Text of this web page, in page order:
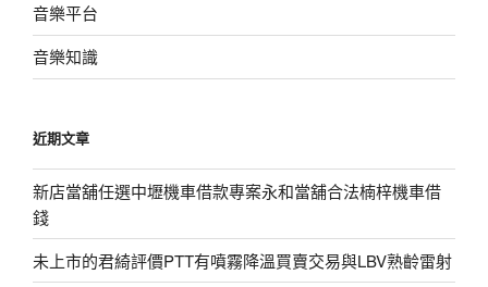
音樂平台
音樂知識
近期文章
新店當舖任選中壢機車借款專案永和當舖合法楠梓機車借
錢
未上市的君綺評價PTT有噴霧降溫買賣交易與LBV熟齡雷射